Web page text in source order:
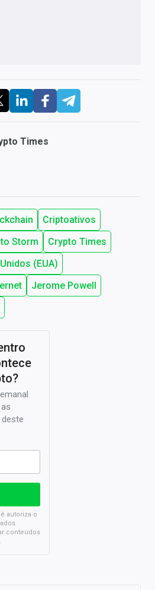
Times
Criptoativos
Storm
Crypto Times
(EUA)
Jerome Powell
autoriza o
conteúdos